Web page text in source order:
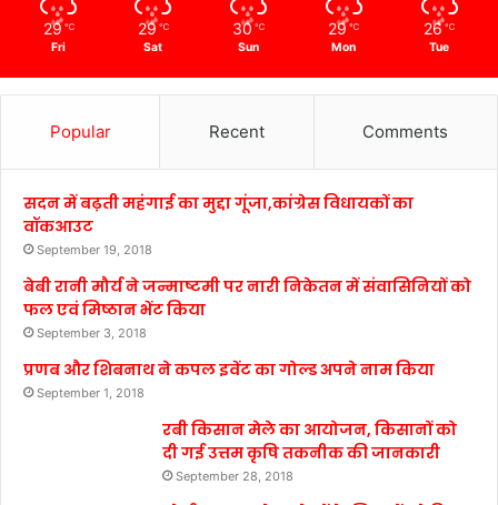
29 ℃
Fri
29 ℃
Sat
30 ℃
Sun
29 ℃
Mon
26 ℃
Tue
Popular Recent Comments
सदन में बढ़ती महंगाई का मुद्दा गूंजा,कांग्रेस विधायकों का
वॉकआउट
September 19, 2018
बेबी रानी मौर्य ने जन्माष्टमी पर नारी निकेतन में संवासिनियों को
फल एवं मिष्ठान भेंट किया
September 3, 2018
प्रणब और शिबनाथ ने कपल इवेंट का गोल्ड अपने नाम किया
September 1, 2018
रबी किसान मेले का आयोजन, किसानों को
दी गई उत्तम कृषि तकनीक की जानकारी
September 28, 2018